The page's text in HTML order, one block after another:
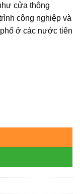
cửa thông
công nghiệp và
ở các nước tiên
số lượng